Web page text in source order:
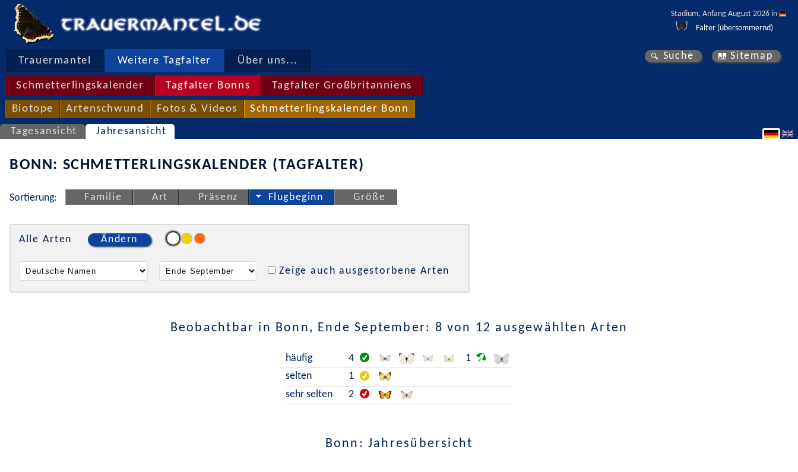
Stadium, Anfang August 2026 in
Falter (übersommernd)
Trauermantel Weitere Tagfalter Über uns...
Schmetterlingskalender Tagfalter Bonns Tagfalter Großbritanniens
Biotope Artenschwund Fotos & Videos Schmetterlingskalender Bonn
Suche Sitemap
Tagesansicht Jahresansicht
BONN: SCHMETTERLINGSKALENDER (TAGFALTER)
Sortierung: Familie Art Präsenz Flugbeginn Größe
Alle Arten Ändern
Zeige auch ausgestorbene Arten
Beobachtbar in Bonn, Ende September: 8 von 12 ausgewählten Arten
häufig 4
1
selten
1
sehr selten
2
Bonn: Jahresübersicht